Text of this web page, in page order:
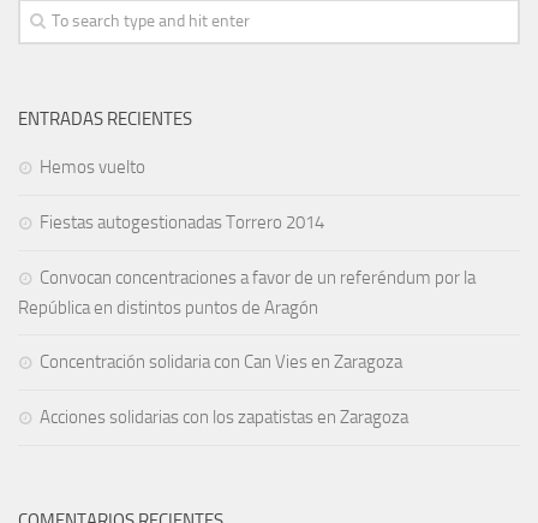
ENTRADAS RECIENTES
Hemos vuelto
Fiestas autogestionadas Torrero 2014
Convocan concentraciones a favor de un referéndum por la
República en distintos puntos de Aragón
Concentración solidaria con Can Vies en Zaragoza
Acciones solidarias con los zapatistas en Zaragoza